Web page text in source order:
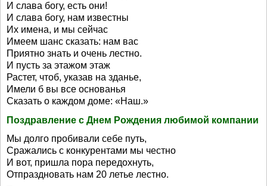
И слава богу, есть они!
И слава богу, нам известны
Их имена, и мы сейчас
Имеем шанс сказать: нам вас
Приятно знать и очень лестно.
И пусть за этажом этаж
Растет, чтоб, указав на зданье,
Имели б вы все основанья
Сказать о каждом доме: «Наш.»
Поздравление с Днем Рождения любимой компании
Мы долго пробивали себе путь,
Сражались с конкурентами мы честно
И вот, пришла пора передохнуть,
Отпраздновать нам 20 летье лестно.